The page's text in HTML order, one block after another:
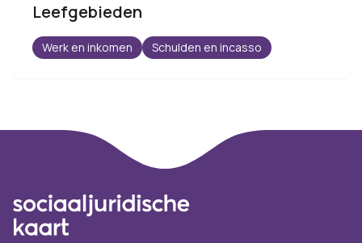
Leefgebieden
Werk en inkomen Schulden en incasso